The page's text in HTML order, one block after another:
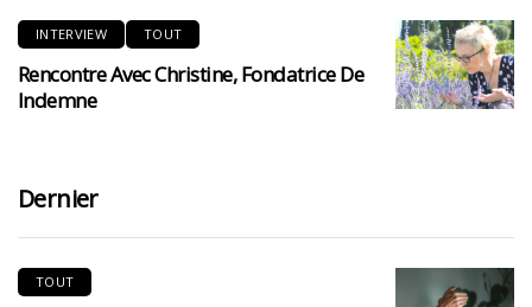
INTERVIEW TOUT
Rencontre Avec Christine, Fondatrice De
Indemne
Dernier
TOUT